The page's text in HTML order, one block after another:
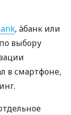
, àбанк или
выбору
в смартфоне,